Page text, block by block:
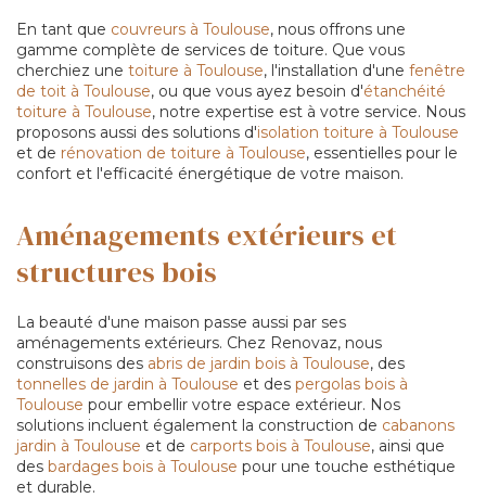
En tant que couvreurs à Toulouse, nous offrons une
gamme complète de services de toiture. Que vous
cherchiez une toiture à Toulouse, l'installation d'une fenêtre
de toit à Toulouse, ou que vous ayez besoin d'étanchéité
toiture à Toulouse, notre expertise est à votre service. Nous
proposons aussi des solutions d'isolation toiture à Toulouse
et de rénovation de toiture à Toulouse, essentielles pour le
confort et l'efficacité énergétique de votre maison.
Aménagements extérieurs et
structures bois
La beauté d'une maison passe aussi par ses
aménagements extérieurs. Chez Renovaz, nous
construisons des abris de jardin bois à Toulouse, des
tonnelles de jardin à Toulouse et des pergolas bois à
Toulouse pour embellir votre espace extérieur. Nos
solutions incluent également la construction de cabanons
jardin à Toulouse et de carports bois à Toulouse, ainsi que
des bardages bois à Toulouse pour une touche esthétique
et durable.